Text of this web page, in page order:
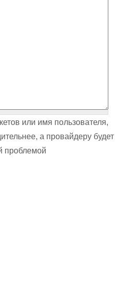
или имя пользователя,
а провайдеру будет
проблемой